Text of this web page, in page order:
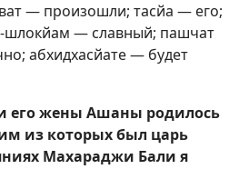
— произошли; тасйа — его;
шлокйам — славный; пашчат
абхидхасйате — будет
его жены Ашаны родилось
из которых был царь
Махараджи Бали я